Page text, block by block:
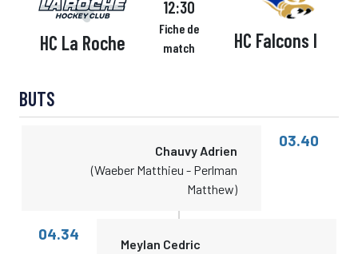
HC La Roche
12:30
Fiche de
match
HC Falcons I
BUTS
Chauvy Adrien
(Waeber Matthieu - Perlman
Matthew)
03.40
04.34
Meylan Cedric